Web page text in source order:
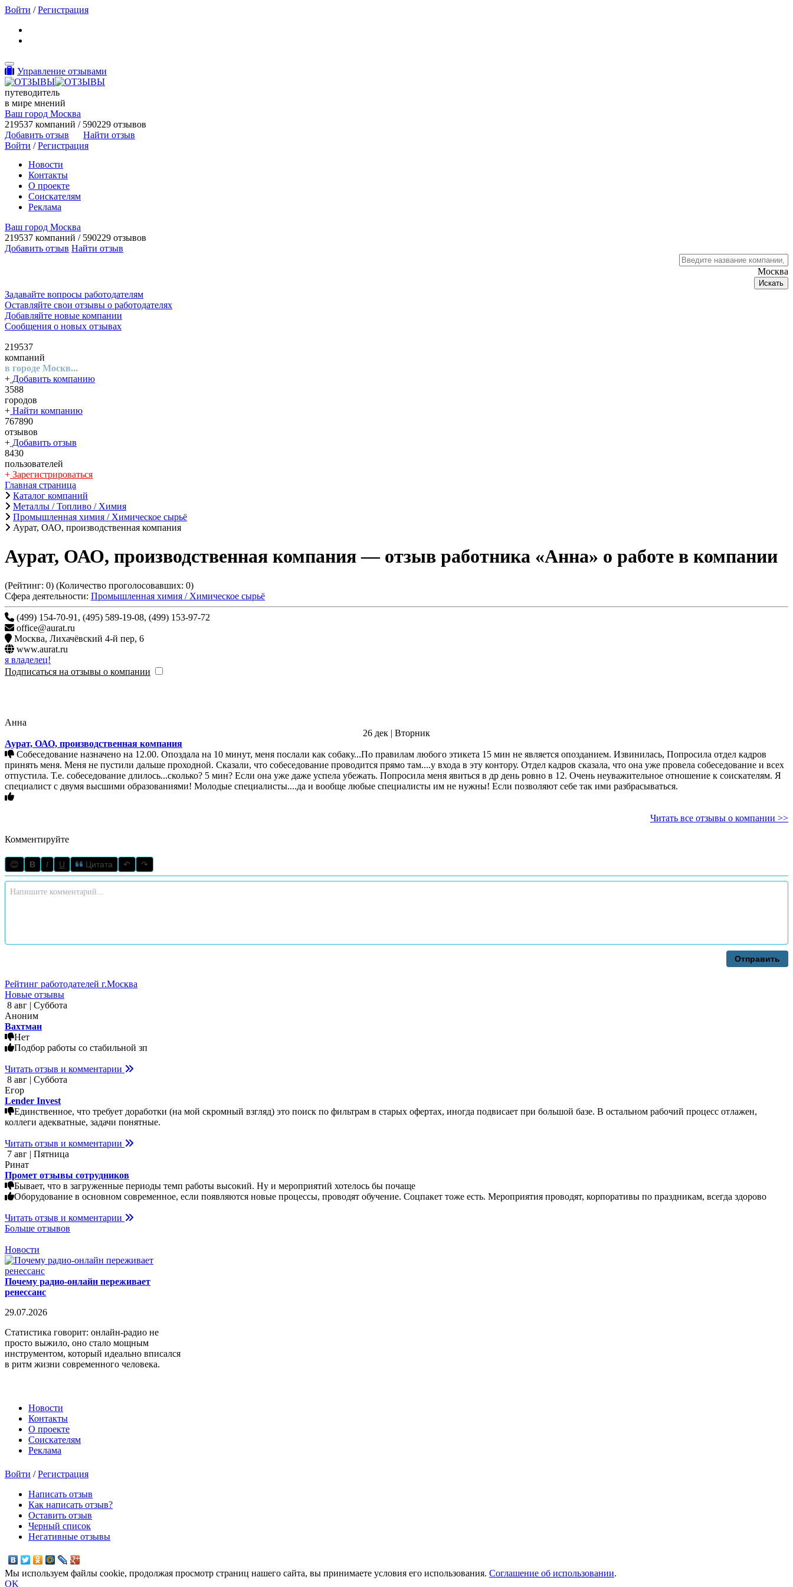
Войти /Регистрация
Toggle navigation
Управление отзывами
путеводитель
в мире мнений
Ваш город Москва
219537 компаний / 590229 отзывов
Добавить отзыв
Найти отзыв
Войти /Регистрация
Новости
Контакты
О проекте
Соискателям
Реклама
Ваш город Москва
219537 компаний / 590229 отзывов
Добавить отзыв Найти отзыв
Москва
Искать
Задавайте вопросы работодателям
Оставляйте свои отзывы о работодателях
Добавляйте новые компании
Сообщения о новых отзывах
219537
компаний
в городе Москв...
+ Добавить компанию
3588
городов
+ Найти компанию
767890
отзывов
+ Добавить отзыв
8430
пользователей
+ Зарегистрироваться
Главная страница
Каталог компаний
Металлы / Топливо / Химия
Промышленная химия / Химическое сырьё
Аурат, ОАО, производственная компания
Аурат, ОАО, производственная компания— отзыв работника «Анна» о работе в компании
(Рейтинг: 0) (Количество проголосовавших: 0)
Сфера деятельности: Промышленная химия / Химическое сырьё
(499) 154-70-91, (495) 589-19-08, (499) 153-97-72
office@aurat.ru
Москва, Лихачёвский 4-й пер, 6
www.aurat.ru
я владелец!
Подписаться на отзывы о компании
Анна
26 дек | Вторник
Аурат, ОАО, производственная компания
принять меня. Меня не пустили дальше проходной. Сказали, что собеседование проводится прямо там....у входа в эту контору. Отдел кадров сказала, что она уже провела собеседование и всех
отпустила. Т.е. собеседование длилось...сколько? 5 мин? Если она уже даже успела убежать. Попросила меня явиться в др день ровно в 12. Очень неуважительное отношение к соискателям. Я
специалист с двумя высшими образованиями! Молодые специалисты....да и вообще любые специалисты им не нужны! Если позволяют себе так ими разбрасываться.
Читать все отзывы о компании >>
Комментируйте
😊 B I U Цитата ↶ ↷
Отправить
Рейтинг работодателей г.Москва
Новые отзывы
8 авг | Суббота
Аноним
Вахтман
Нет
Подбор работы со стабильной зп
Читать отзыв и комментарии
8 авг | Суббота
Егор
Lender Invest
Единственное, что требует доработки (на мой скромный взгляд) это поиск по фильтрам в старых офертах, иногда подвисает при большой базе. В остальном рабочий процесс отлажен,
коллеги адекватные, задачи понятные.
Читать отзыв и комментарии
7 авг | Пятница
Ринат
Промет отзывы сотрудников
Бывает, что в загруженные периоды темп работы высокий. Ну и мероприятий хотелось бы почаще
Оборудование в основном современное, если появляются новые процессы, проводят обучение. Соцпакет тоже есть. Мероприятия проводят, корпоративы по праздникам, всегда здорово
Читать отзыв и комментарии
Больше отзывов
Новости
Почему радио-онлайн переживает
ренессанс
29.07.2026
Статистика говорит: онлайн-радио не
просто выжило, оно стало мощным
инструментом, который идеально вписался
в ритм жизни современного человека.
Новости
Контакты
О проекте
Соискателям
Реклама
Войти /Регистрация
Написать отзыв
Как написать отзыв?
Оставить отзыв
Черный список
Негативные отзывы
Мы используем файлы cookie, продолжая просмотр страниц нашего сайта, вы принимаете условия его использования. Соглашение об использовании.
OK